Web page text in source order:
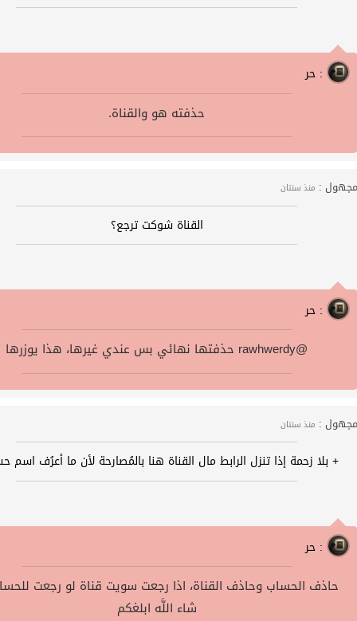
حر :
.حذفته هو والقناة
مجهول : منذ سنتان
القناة شوكت ترجع؟
حر :
حذفتها نهائي بس عندي غيرها، هذا يوزرها rawhwerdy@
مجهول : منذ سنتان
+ بلا زحمة إذا تنزل الرابط مال القناة هنا بالمُصارحة لأن ما أعرُف اسم
حر :
حاذف الحساب وحاذف القناة، اذا رجعت سويت قناة لو رجعت
شاء اللَّه ابلغكم